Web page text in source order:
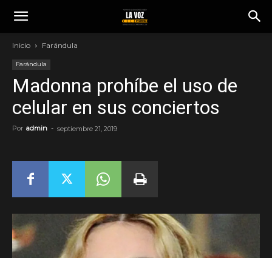
Inicio Farándula
Farándula
Madonna prohíbe el uso de
celular en sus conciertos
Por admin - septiembre 21, 2019